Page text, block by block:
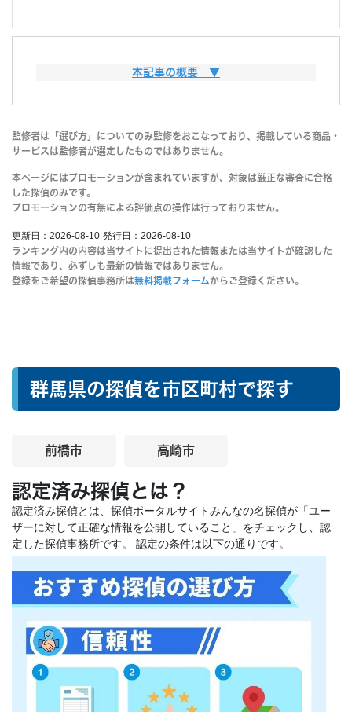
この記事は、群馬県 で調査をしたい方に向けて、探偵えらびに失
内容としては、次の通りです。
みんなの名探偵が独自に集めた探偵データ
みんなの名探偵の投稿された探偵口コミ
みんなの名探偵代表の元探偵としての経験
各行政機関が発表した情報
本記事の概要 ▼
監修者は「選び方」についてのみ監修をおこなっており、掲載している商品・
サービスは監修者が選定したものではありません。
本ページにはプロモーションが含まれていますが、対象は厳正な審査に合格
した探偵のみです。
プロモーションの有無による評価点の操作は行っておりません。
更新日：2026-08-10 発行日：2026-08-10
ランキング内の内容は当サイトに提出された情報または当サイトが確認した
情報であり、必ずしも最新の情報ではありません。
登録をご希望の探偵事務所は無料掲載フォームからご登録ください。
群馬県の探偵を市区町村で探す
前橋市 高崎市
認定済み探偵とは？
認定済み探偵とは、探偵ポータルサイトみんなの名探偵が「ユー
ザーに対して正確な情報を公開していること」をチェックし、認
定した探偵事務所です。 認定の条件は以下の通りです。